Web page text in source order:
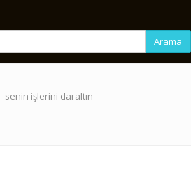
Arama
senin işlerini daraltın